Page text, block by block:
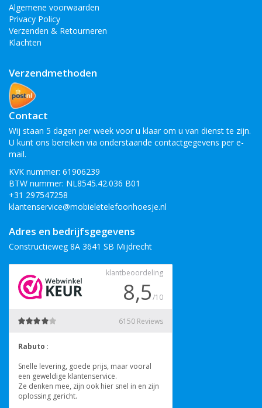
Algemene voorwaarden
Privacy Policy
Verzenden & Retourneren
Klachten
Verzendmethoden
Contact
Wij staan 5 dagen per week voor u klaar om u van dienst te zijn.
U kunt ons bereiken via onderstaande contactgegevens per e-
mail.
KVK nummer: 61906239
BTW nummer: NL8545.42.036 B01
+31 297547258
klantenservice@mobieletelefoonhoesje.nl
Adres en bedrijfsgegevens
Constructieweg 8A 3641 SB Mijdrecht